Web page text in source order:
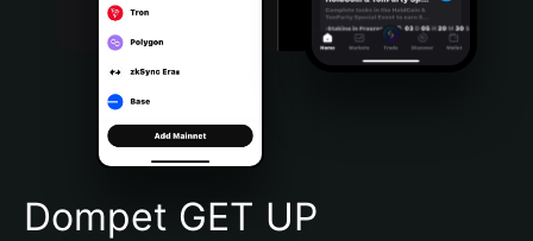
Português (Brasil)
Español (Argentina)
Dompet GET UP